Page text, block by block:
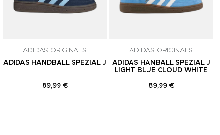
ADIDAS ORIGINALS
ADIDAS HANDBALL SPEZIAL J
89,99 €
ADIDAS ORIGINALS
ADIDAS HANBALL SPEZIAL J
LIGHT BLUE CLOUD WHITE
89,99 €